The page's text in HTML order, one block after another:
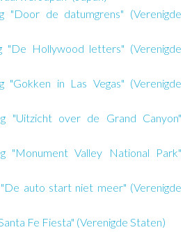
"Door de datumgrens" (Verenigde
"De Hollywood letters" (Verenigde
"Gokken in Las Vegas" (Verenigde
"Uitzicht over de Grand Canyon"
"Monument Valley National Park"
auto start niet meer" (Verenigde
Fe Fiesta" (Verenigde Staten)